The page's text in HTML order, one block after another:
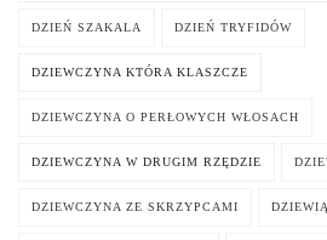
DZIEŃ SZAKALA DZIEŃ TRYFIDÓW
DZIEWCZYNA KTÓRA KLASZCZE
DZIEWCZYNA O PERŁOWYCH WŁOSACH
DZIEWCZYNA W DRUGIM RZĘDZIE
DZIEWCZYNA ZE SKRZYPCAMI